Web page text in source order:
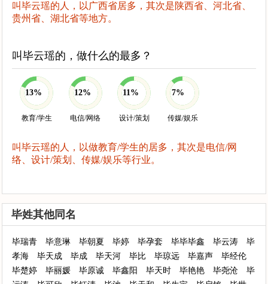
叫毕云瑶的人，以广西省居多，其次是陕西省、河北省、
贵州省、湖北省等地方。
叫毕云瑶的，做什么的最多？
13%
教育/学生
12%
电信/网络
11%
设计/策划
7%
传媒/娱乐
叫毕云瑶的人，以做教育/学生的居多，其次是电信/网
络、设计/策划、传媒/娱乐等行业。
毕姓其他同名
毕瑞青 毕意琳 毕朝夏 毕婷 毕孕套 毕毕毕鑫 毕云涛
毕
孝海
毕天成 毕成 毕天河 毕比 毕琼远 毕嘉声
毕经伦
毕楚婷
毕丽媛 毕原诚 毕鑫阳 毕天时 毕艳艳 毕尧沧
毕